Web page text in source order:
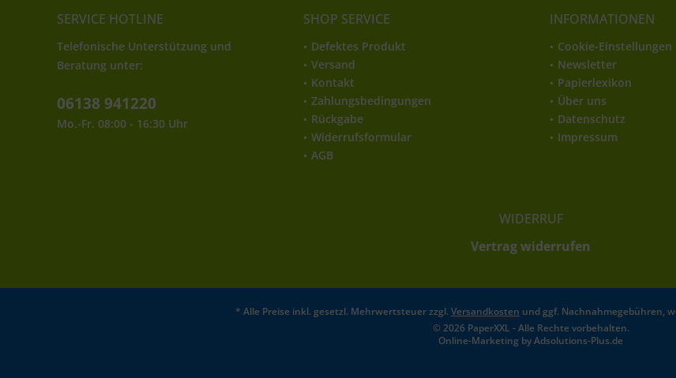
SERVICE HOTLINE
Telefonische Unterstützung und
Beratung unter:
06138 941220
Mo.-Fr. 08:00 - 16:30 Uhr
SHOP SERVICE
Defektes Produkt
Versand
Kontakt
Zahlungsbedingungen
Rückgabe
Widerrufsformular
AGB
INFORMATIONEN
Cookie-Einstellungen
Newsletter
Papierlexikon
Über uns
Datenschutz
Impressum
WIDERRUF
Vertrag widerrufen
* Alle Preise inkl. gesetzl. Mehrwertsteuer zzgl.Versandkosten und ggf. Nachnahmegebühren,
© 2026 PaperXXL - Alle Rechte vorbehalten.
Online-Marketing byAdsolutions-Plus.de